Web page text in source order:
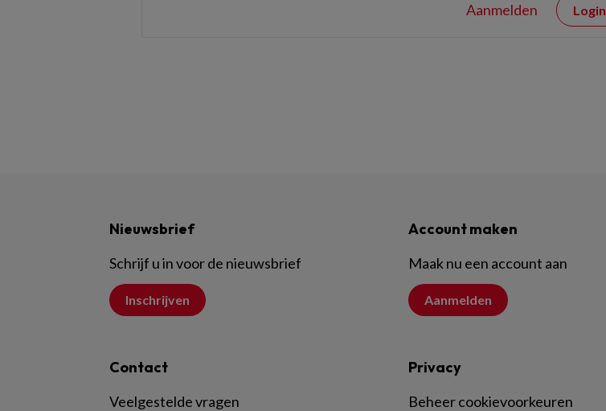
Aanmelden Login
Nieuwsbrief
Schrijf u in voor de nieuwsbrief
Inschrijven
Account maken
Maak nu een account aan
Aanmelden
Contact
Veelgestelde vragen
Privacy
Beheer cookievoorkeuren